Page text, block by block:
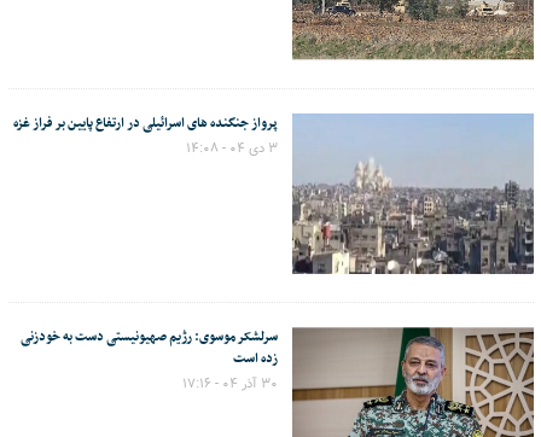
پرواز جنگنده های اسرائیلی در ارتفاع پایین بر فراز غزه
۳ دی ۰۴ - ۱۴:۰۸
سرلشکر موسوی: رژیم صهیونیستی دست به خودزنی
زده است
۳۰ آذر ۰۴ - ۱۷:۱۶